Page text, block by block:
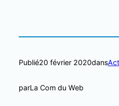
Publié20 février 2020dans
parLa Com du Web